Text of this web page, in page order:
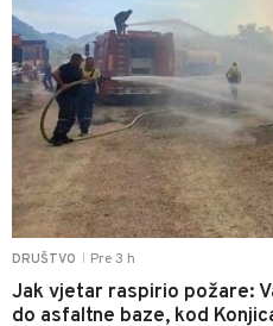
DRUŠTVO Pre 3 h
Jak vjetar raspirio požare:
do asfaltne baze, kod